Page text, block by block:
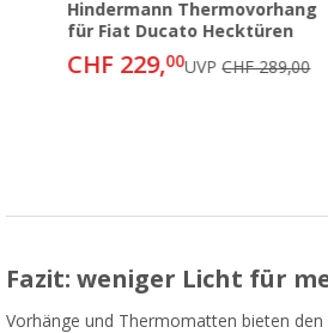
Hindermann Thermovorhang
für Fiat Ducato Hecktüren
CHF 229,00UVPCHF 289,00
Fazit: weniger Licht für
Vorhänge und Thermomatten bieten